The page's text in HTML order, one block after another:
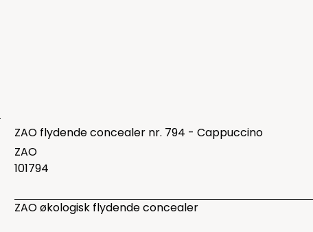
ZAO flydende concealer nr. 794 - Cappuccino
ZAO
101794
ZAO økologisk flydende concealer